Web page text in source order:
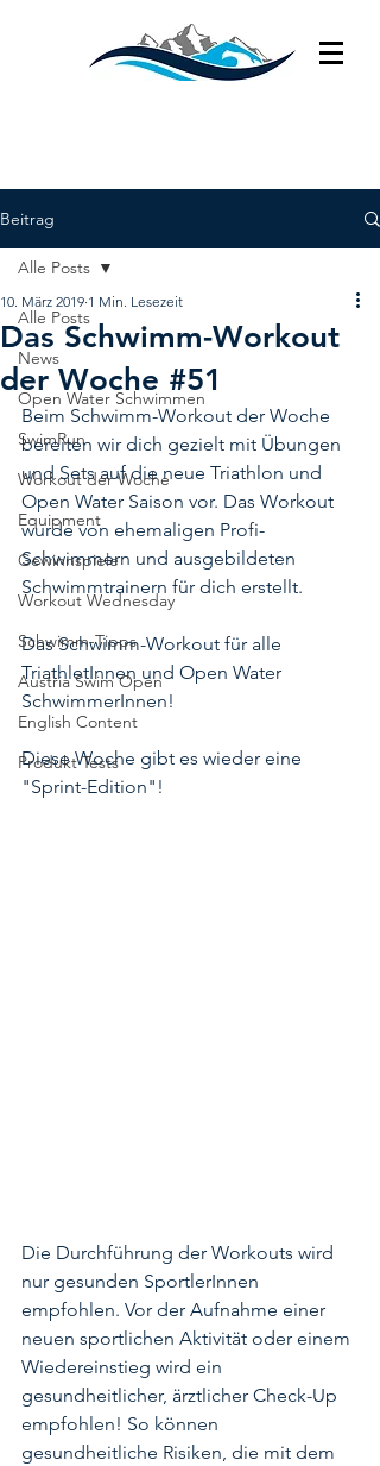
Beitrag
Alle Posts
News
Open Water Schwimmen
SwimRun
Workout der Woche
Equipment
Gewinnspiele
Workout Wednesday
Schwimm-Tipps
Austria Swim Open
English Content
Produkt Tests
Alle Posts
Das Schwimm-Workout
der Woche #51
10. März 2019 1 Min. Lesezeit
Beim Schwimm-Workout der Woche
bereiten wir dich gezielt mit Übungen
und Sets auf die neue Triathlon und
Open Water Saison vor. Das Workout
wurde von ehemaligen Profi-
Schwimmern und ausgebildeten
Schwimmtrainern für dich erstellt.
Das Schwimm-Workout für alle
TriathletInnen und Open Water
SchwimmerInnen!
Diese Woche gibt es wieder eine
"Sprint-Edition"!
Die Durchführung der Workouts wird
nur gesunden SportlerInnen
empfohlen. Vor der Aufnahme einer
neuen sportlichen Aktivität oder einem
Wiedereinstieg wird ein
gesundheitlicher, ärztlicher Check-Up
empfohlen! So können
gesundheitliche Risiken, die mit dem